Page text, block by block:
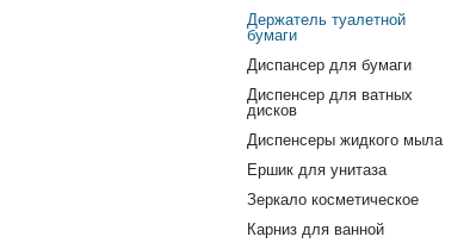
Держатель туалетной
бумаги
Диспансер для бумаги
Диспенсер для ватных
дисков
Диспенсеры жидкого мыла
Ершик для унитаза
Зеркало косметическое
Карниз для ванной